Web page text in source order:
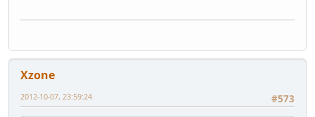
Xzone
#573
2012-10-07, 23:59:24